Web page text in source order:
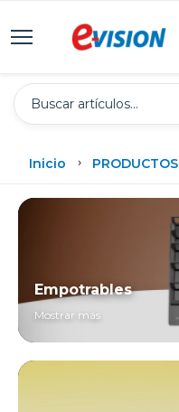
Inicio PRODUCTOS
Empotrables
Mostrar más